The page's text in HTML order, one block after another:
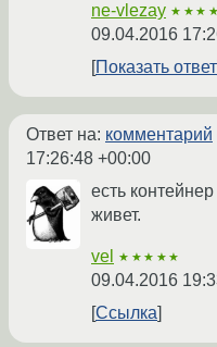
ne-vlezay
09.04.2016
Показать ответ
Ответ на: комментарий
17:26:48 +00:00
есть
живет.
vel ★★★★★
09.04.2016
Ссылка